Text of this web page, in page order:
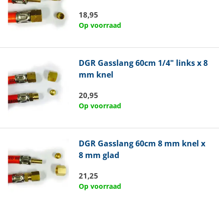
18,95
Op voorraad
DGR Gasslang 60cm 1/4" links x 8
mm knel
20,95
Op voorraad
DGR Gasslang 60cm 8 mm knel x
8 mm glad
21,25
Op voorraad